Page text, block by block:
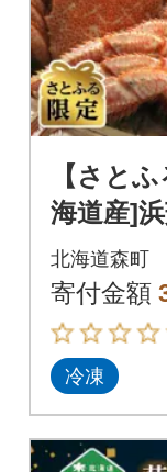
【さと
海道産]
ニ 約
北海道森町
寄付金額
冷凍